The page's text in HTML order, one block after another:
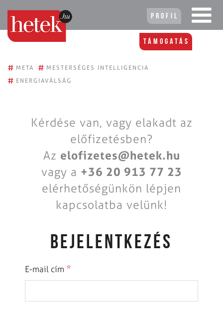
Profil
Támogatás
# META # MESTERSÉGES INTELLIGENCIA
# ENERGIAVÁLSÁG
Kérdése van, vagy elakadt az
előfizetésben?
Az elofizetes@hetek.hu
vagy a +36 20 913 77 23
elérhetőségünkön lépjen
kapcsolatba velünk!
BEJELENTKEZÉS
E-mail cím *